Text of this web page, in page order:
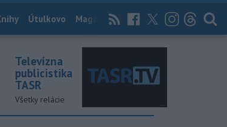
Útulkovo Magazín News Now Archív
Televízna
publicistika
TASR
Všetky relácie